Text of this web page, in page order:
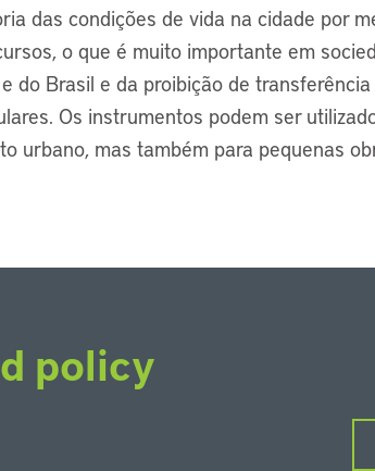
das condições de vida na cidade por
o que é muito importante em
do Brasil e da proibição de
Os instrumentos podem ser
urbano, mas também para pequenas
policy